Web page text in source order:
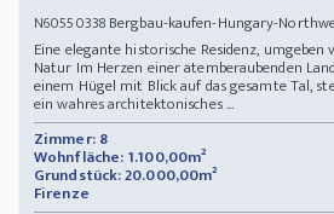
N60550338Bergbau-kaufen-Hungary-
Eine elegante historische Residenz,
Natur Im Herzen einer atemberaubenden
einem Hügel mit Blick auf das gesamte Tal,
ein wahres architektonisches ...
Zimmer: 8
Wohnfläche: 1.100,00m²
Grundstück: 20.000,00m²
Firenze